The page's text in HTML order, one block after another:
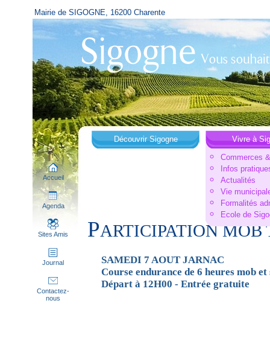
Mairie de SIGOGNE, 16200 Charente
Accueil
Agenda
Sites Amis
Journal
Contactez-
nous
Découvrir Sigogne
Vivre à
Commerces
Infos
Actualités
Vie
Formalités
Ecole de
PARTICIPATION MOB
SAMEDI 7 AOUT JARNAC
Course endurance de 6 heures mob
Départ à 12H00 - Entrée gratuite